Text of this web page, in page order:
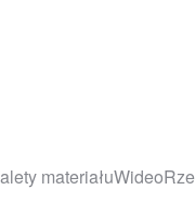
materiałuWideo